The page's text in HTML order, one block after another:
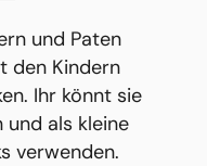
und Paten
den Kindern
Ihr könnt sie
und als kleine
verwenden.